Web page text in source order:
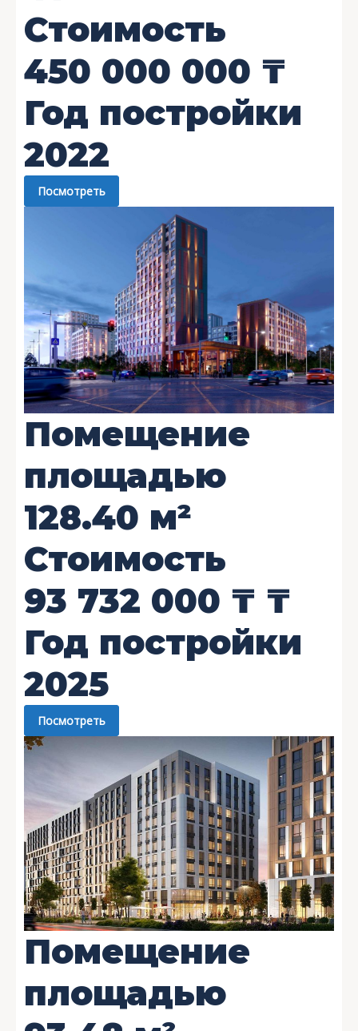
Стоимость
450 000 000 ₸
Год постройки
2022
Посмотреть
Помещение
площадью
128.40 м²
Стоимость
93 732 000 ₸ ₸
Год постройки
2025
Посмотреть
Помещение
площадью